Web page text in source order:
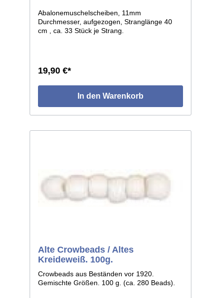
Abalonemuschelscheiben, 11mm
Durchmesser, aufgezogen, Stranglänge 40
cm , ca. 33 Stück je Strang.
19,90 €*
In den Warenkorb
Alte Crowbeads / Altes
Kreideweiß. 100g.
Crowbeads aus Beständen vor 1920.
Gemischte Größen. 100 g. (ca. 280 Beads).